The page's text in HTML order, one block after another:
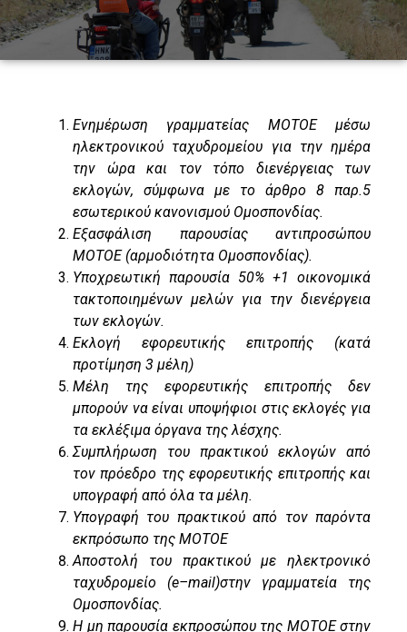
Ενημέρωση γραμματείας ΜΟΤΟΕ μέσω
ηλεκτρονικού ταχυδρομείου για την ημέρα
την ώρα και τον τόπο διενέργειας των
εκλογών, σύμφωνα με το άρθρο 8 παρ.5
εσωτερικού κανονισμού Ομοσπονδίας.
Εξασφάλιση παρουσίας αντιπροσώπου
ΜΟΤΟΕ (αρμοδιότητα Ομοσπονδίας).
Υποχρεωτική παρουσία 50% +1 οικονομικά
τακτοποιημένων μελών για την διενέργεια
των εκλογών.
Εκλογή εφορευτικής επιτροπής (κατά
προτίμηση 3 μέλη)
Μέλη της εφορευτικής επιτροπής δεν
μπορούν να είναι υποψήφιοι στις εκλογές για
τα εκλέξιμα όργανα της λέσχης.
Συμπλήρωση του πρακτικού εκλογών από
τον πρόεδρο της εφορευτικής επιτροπής και
υπογραφή από όλα τα μέλη.
Υπογραφή του πρακτικού από τον παρόντα
εκπρόσωπο της ΜΟΤΟΕ
Αποστολή του πρακτικού με ηλεκτρονικό
ταχυδρομείο (e–mail)στην γραμματεία της
Ομοσπονδίας.
Η μη παρουσία εκπροσώπου της ΜΟΤΟΕ στην